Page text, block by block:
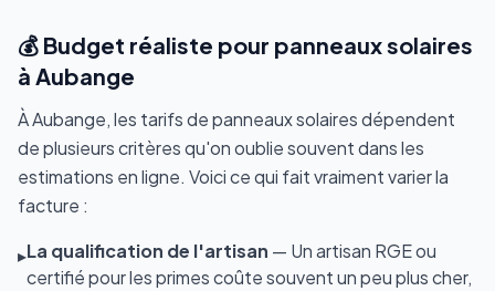
💰 Budget réaliste pour panneaux solaires
à Aubange
À Aubange, les tarifs de panneaux solaires dépendent
de plusieurs critères qu'on oublie souvent dans les
estimations en ligne. Voici ce qui fait vraiment varier la
facture :
▸La qualification de l'artisan — Un artisan RGE ou
certifié pour les primes coûte souvent un peu plus cher,